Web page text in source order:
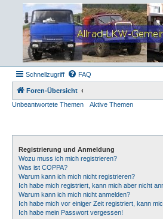
Schnellzugriff FAQ
Foren-Übersicht
Unbeantwortete Themen
Aktive Themen
Registrierung und Anmeldung
Wozu muss ich mich registrieren?
Was ist COPPA?
Warum kann ich mich nicht registrieren?
Ich habe mich registriert, kann mich aber nicht
Warum kann ich mich nicht anmelden?
Ich habe mich vor einiger Zeit registriert, kann
Ich habe mein Passwort vergessen!